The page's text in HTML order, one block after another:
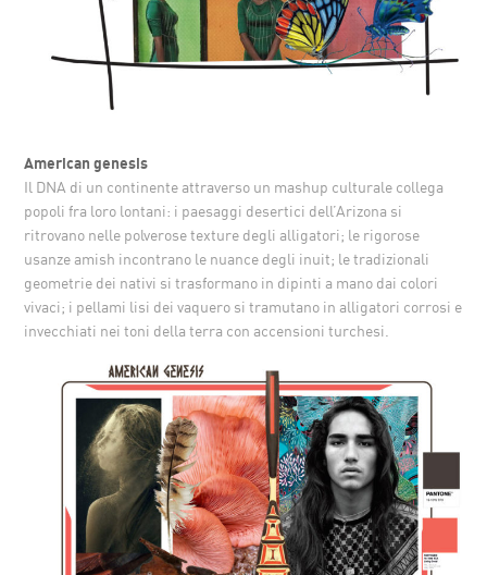
American genesis
Il DNA di un continente attraverso un mashup culturale collega
popoli fra loro lontani: i paesaggi desertici dell’Arizona si
ritrovano nelle polverose texture degli alligatori; le rigorose
usanze amish incontrano le nuance degli inuit; le tradizionali
geometrie dei nativi si trasformano in dipinti a mano dai colori
vivaci; i pellami lisi dei vaquero si tramutano in alligatori corrosi e
invecchiati nei toni della terra con accensioni turchesi.